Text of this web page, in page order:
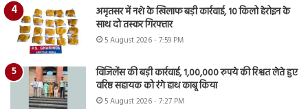
अमृतसर में नशे के खिलाफ बड़ी कार्रवाई, 10 किलो हेरोइन के
साथ दो तस्कर गिरफ्तार
5 August 2026 - 7:59 PM
विजिलेंस की बड़ी कार्रवाई, 1,00,000 रुपये की रिश्वत लेते हुए
वरिष्ठ सहायक को रंगे हाथ काबू किया
5 August 2026 - 7:27 PM